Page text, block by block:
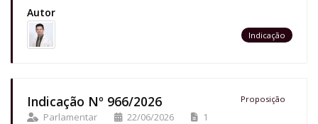
Autor
Indicação
Indicação Nº 966/2026 Proposição
Parlamentar 22/06/2026 1